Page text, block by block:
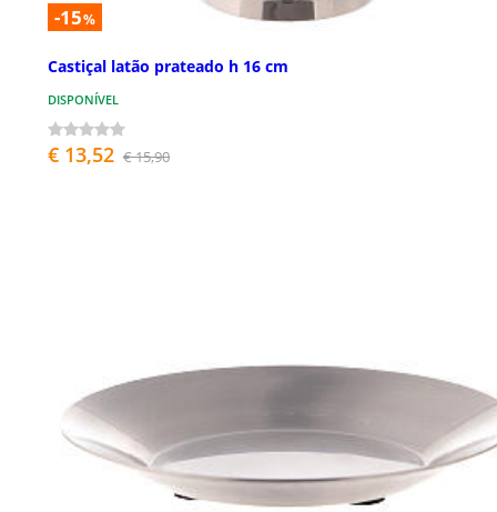
-15%
Castiçal latão prateado h 16 cm
DISPONÍVEL
€ 13,52 € 15,90